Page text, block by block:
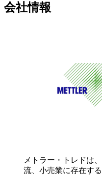
会社情報
メトラー・トレドは
流、小売業に存在す